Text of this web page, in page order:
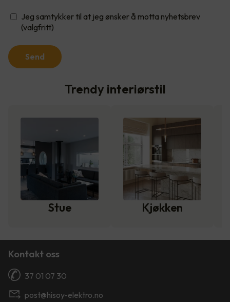
Jeg samtykker til at jeg ønsker å motta nyhetsbrev
(valgfritt)
Send
Trendy interiørstil
Stue Kjøkken
Kontakt oss
37 01 07 30
post@hisoy-elektro.no